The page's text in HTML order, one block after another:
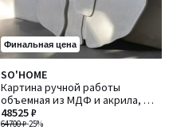
Финальная цена
SO'HOME
Картина ручной работы
объемная из МДФ и акрила, 90
см
64700 ₽-25%
48525 ₽